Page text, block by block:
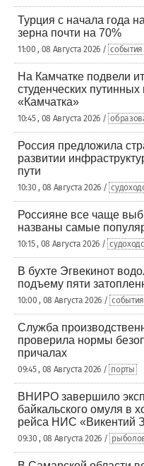
Турция с начала года
зерна почти на 70%
11:00 , 08 Августа 2026 / события
На Камчатке подвели
студенческих
«Камчатка»
10:45 , 08 Августа 2026 /
Россия предложила
развитии
пути
10:30 , 08 Августа 2026 /
Россияне все чаще
названы самые
10:15 , 08 Августа 2026 /
В бухте Эгвекинот
подъему пяти
10:00 , 08 Августа 2026 / события
Служба
проверила нормы
причалах
09:45 , 08 Августа 2026 / порты
ВНИРО завершило
байкальского омуля в
рейса НИС «Викентий
09:30 , 08 Августа 2026 /